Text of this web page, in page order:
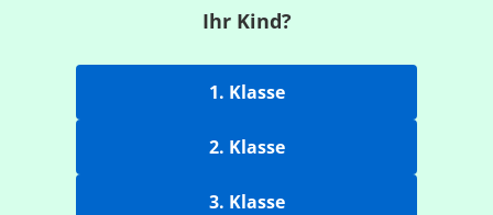
Ihr Kind?
1. Klasse
2. Klasse
3. Klasse